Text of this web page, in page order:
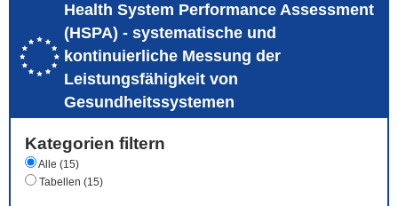
auch in allen Texten suchen (Volltextsuche)
auch Synonyme einbeziehen
auch ähnlich geschriebenes einbeziehen
Health System Performance Assessment
(HSPA) - systematische und
kontinuierliche Messung der
Leistungsfähigkeit von
Gesundheitssystemen
Kategorien filtern
Alle (15)
Tabellen (15)